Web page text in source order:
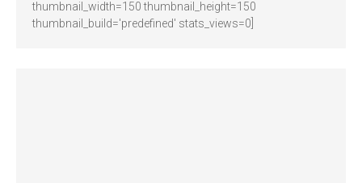
thumbnail_width=150 thumbnail_height=150
thumbnail_build='predefined' stats_views=0]